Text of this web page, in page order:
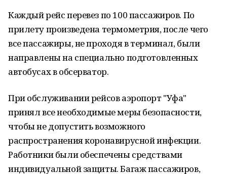
Каждый рейс перевез по 100 пассажиров. По
прилету произведена термометрия, после чего
все пассажиры, не проходя в терминал, были
направлены на специально подготовленных
автобусах в обсерватор.
При обслуживании рейсов аэропорт "Уфа"
принял все необходимые меры безопасности,
чтобы не допустить возможного
распространения коронавирусной инфекции.
Работники были обеспечены средствами
индивидуальной защиты. Багаж пассажиров,